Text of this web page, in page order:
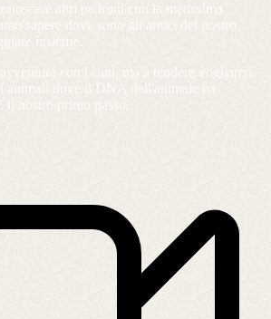
altri padroni con la medesima
sapere dove sono gli amici del nostro
insieme.
con i cani, ma a tendere vogliamo
animali dove il DNA dell'animale ha
il nostro primo passo.